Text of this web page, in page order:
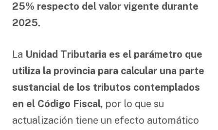
25% respecto del valor vigente durante
2025.
La Unidad Tributaria es el parámetro que
utiliza la provincia para calcular una parte
sustancial de los tributos contemplados
en el Código Fiscal, por lo que su
actualización tiene un efecto automático